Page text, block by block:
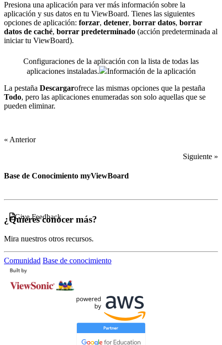
Presiona una aplicación para ver más información sobre la
aplicación y sus datos en tu ViewBoard. Tienes las siguientes
opciones de aplicación: forzar, detener, borrar datos, borrar
datos de caché, borrar predeterminado (acción predeterminada al
iniciar tu ViewBoard).
Configuraciones de la aplicación con la lista de todas las
aplicaciones instaladas.
Información de la aplicación
La pestaña Descargarofrece las mismas opciones que la pestaña
Todo, pero las aplicaciones enumeradas son solo aquellas que se
pueden eliminar.
« Anterior
Siguiente »
Base de Conocimiento myViewBoard
Give Feedback
¿Quieres conocer más?
Mira nuestros otros recursos.
Comunidad Base de conocimiento